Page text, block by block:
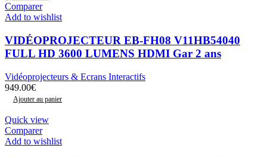
Comparer
Add to wishlist
VIDÉOPROJECTEUR EB-FH08 V11HB54040
FULL HD 3600 LUMENS HDMI Gar 2 ans
Vidéoprojecteurs & Ecrans Interactifs
949.00€
Ajouter au panier
Quick view
Comparer
Add to wishlist